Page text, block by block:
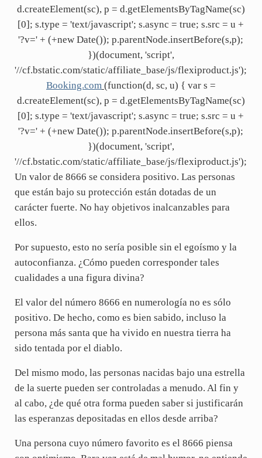
d.createElement(sc), p = d.getElementsByTagName(sc)
[0]; s.type = 'text/javascript'; s.async = true; s.src = u +
'?v=' + (+new Date()); p.parentNode.insertBefore(s,p);
})(document, 'script',
'//cf.bstatic.com/static/affiliate_base/js/flexiproduct.js');
Booking.com (function(d, sc, u) { var s =
d.createElement(sc), p = d.getElementsByTagName(sc)
[0]; s.type = 'text/javascript'; s.async = true; s.src = u +
'?v=' + (+new Date()); p.parentNode.insertBefore(s,p);
})(document, 'script',
'//cf.bstatic.com/static/affiliate_base/js/flexiproduct.js');
Un valor de 8666 se considera positivo. Las personas
que están bajo su protección están dotadas de un
carácter fuerte. No hay objetivos inalcanzables para
ellos.
Por supuesto, esto no sería posible sin el egoísmo y la
autoconfianza. ¿Cómo pueden corresponder tales
cualidades a una figura divina?
El valor del número 8666 en numerología no es sólo
positivo. De hecho, como es bien sabido, incluso la
persona más santa que ha vivido en nuestra tierra ha
sido tentada por el diablo.
Del mismo modo, las personas nacidas bajo una estrella
de la suerte pueden ser controladas a menudo. Al fin y
al cabo, ¿de qué otra forma pueden saber si justificarán
las esperanzas depositadas en ellos desde arriba?
Una persona cuyo número favorito es el 8666 piensa